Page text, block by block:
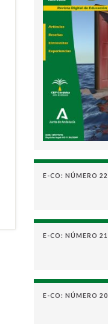
E-CO: NÚMERO 22
E-CO: NÚMERO 21
E-CO: NÚMERO 20